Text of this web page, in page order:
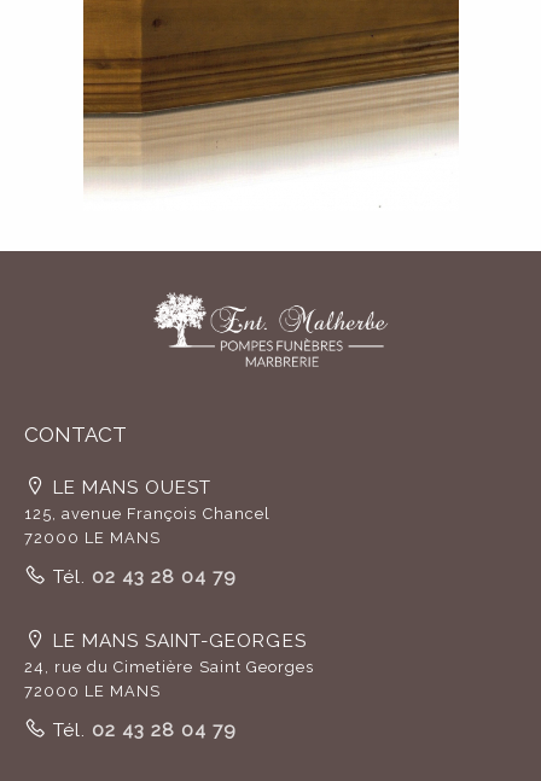
CONTACT
LE MANS OUEST
125, avenue François Chancel
72000 LE MANS
Tél. 02 43 28 04 79
LE MANS SAINT-GEORGES
24, rue du Cimetière Saint Georges
72000 LE MANS
Tél. 02 43 28 04 79